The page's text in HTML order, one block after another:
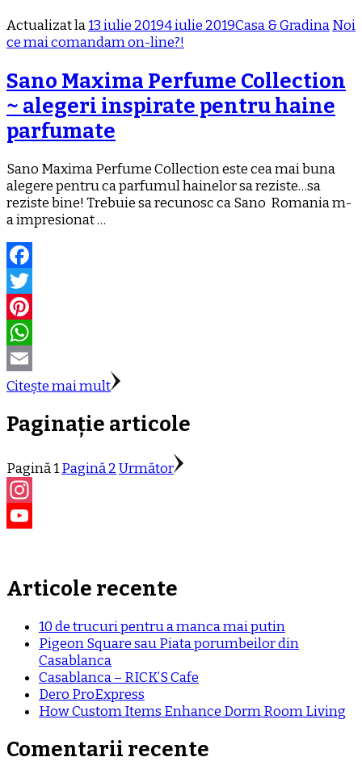
Actualizat la13 iulie 20194 iulie 2019Casa & GradinaNoi
ce mai comandam on-line?!
Sano Maxima Perfume Collection
~ alegeri inspirate pentru haine
parfumate
Sano Maxima Perfume Collection este cea mai buna
alegere pentru ca parfumul hainelor sa reziste…sa
reziste bine! Trebuie sa recunosc ca Sano Romania m-
a impresionat …
Facebook
Twitter
Pinterest
WhatsApp
Email
Citește mai mult
Paginație articole
Pagină1Pagină2Următor
Instagram
Articole recente
10 de trucuri pentru a manca mai putin
Pigeon Square sau Piata porumbeilor din
Casablanca
Casablanca – RICK’S Cafe
Dero ProExpress
How Custom Items Enhance Dorm Room Living
Comentarii recente